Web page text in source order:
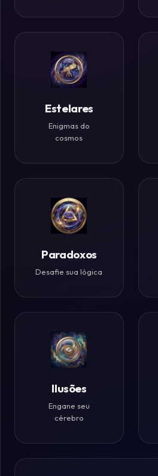
Zen
Estelares
Enigmas do
cosmos
Paradoxos
Desafie sua lógica
Ilusões
Engane seu
cérebro